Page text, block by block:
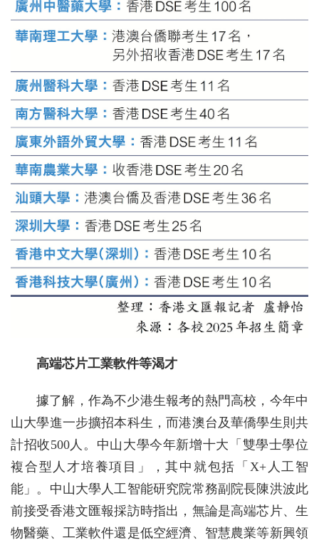
高端芯片工業軟件等渴才
據了解，作為不少港生報考的熱門高校，今年中
山大學進一步擴招本科生，而港澳台及華僑學生則共
計招收500人。中山大學今年新增十大「雙學士學位
複合型人才培養項目」，其中就包括「X+人工智
能」。中山大學人工智能研究院常務副院長陳洪波此
前接受香港文匯報採訪時指出，無論是高端芯片、生
物醫藥、工業軟件還是低空經濟、智慧農業等新興領